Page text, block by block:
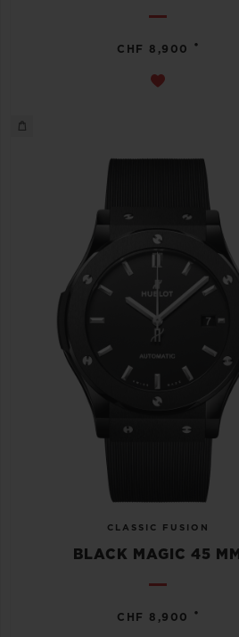
CHF 8,900 •
CLASSIC FUSION
BLACK MAGIC 45 MM
CHF 8,900 •